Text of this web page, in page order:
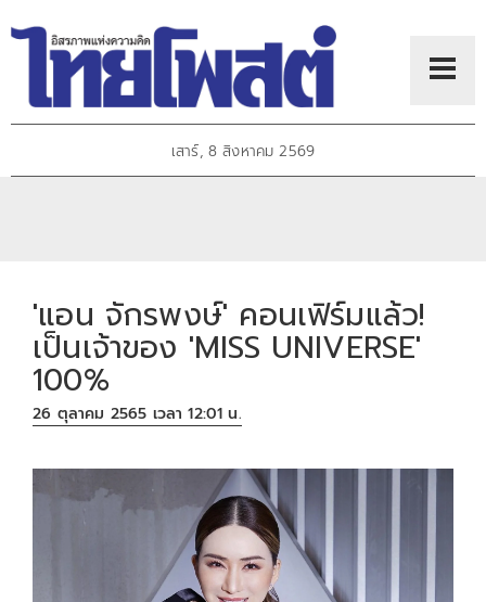
เสาร์, 8 สิงหาคม 2569
'แอน จักรพงษ์' คอนเฟิร์มแล้ว!
เป็นเจ้าของ 'MISS UNIVERSE'
100%
26 ตุลาคม 2565 เวลา 12:01 น.